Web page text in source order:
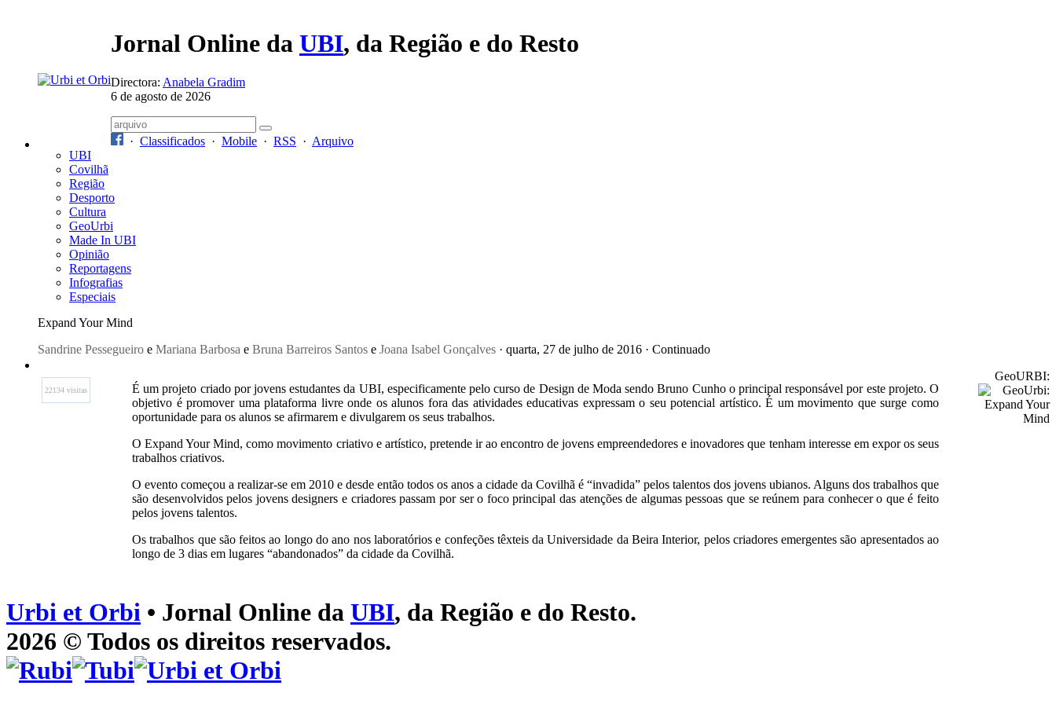
Jornal Online da UBI, da Região e do Resto
Directora: Anabela Gradim
6 de agosto de 2026
· Classificados · Mobile · RSS · Arquivo
UBI
Covilhã
Região
Desporto
Cultura
GeoUrbi
Made In UBI
Opinião
Reportagens
Infografias
Especiais
Expand Your Mind
Sandrine Pessegueiro e Mariana Barbosa e Bruna Barreiros Santos e Joana Isabel Gonçalves · quarta, 27 de julho de 2016 · Continuado
22134 visitas
É um projeto criado por jovens estudantes da UBI, especificamente pelo curso de Design de Moda sendo Bruno Cunho o principal responsável por este projeto. O
objetivo é promover uma plataforma livre onde os alunos fora das atividades educativas expressam o seu potencial artístico. É um movimento que surge como
oportunidade para os alunos se afirmarem e divulgarem os seus trabalhos.
O Expand Your Mind, como movimento criativo e artístico, pretende ir ao encontro de jovens empreendedores e inovadores que tenham interesse em expor os seus
trabalhos criativos.
O evento começou a realizar-se em 2010 e desde então todos os anos a cidade da Covilhã é “invadida” pelos talentos dos jovens ubianos. Alguns dos trabalhos que
são desenvolvidos pelos jovens designers e criadores passam por ser o foco principal das atenções de algumas pessoas que se reúnem para conhecer o que é feito
pelos jovens talentos.
Os trabalhos que são feitos ao longo do ano nos laboratórios e confeções têxteis da Universidade da Beira Interior, pelos criadores emergentes são apresentados ao
longo de 3 dias em lugares “abandonados” da cidade da Covilhã.
GeoURBI:
Urbi et Orbi • Jornal Online da UBI, da Região e do Resto.
2026 © Todos os direitos reservados.